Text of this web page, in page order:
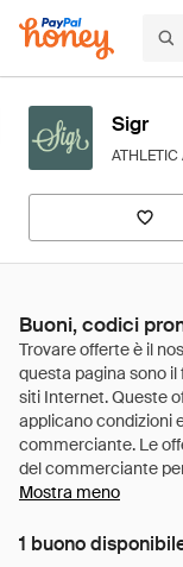
Sigr
ATHLETIC
Buoni, codici
Mostra meno
1 buono